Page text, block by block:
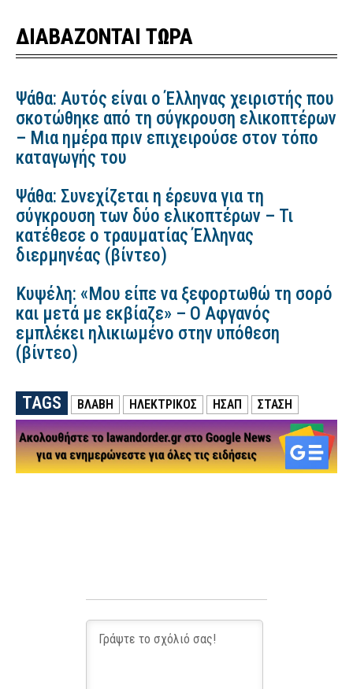
ΔΙΑΒΑΖΟΝΤΑΙ ΤΩΡΑ
Ψάθα: Αυτός είναι ο Έλληνας χειριστής που
σκοτώθηκε από τη σύγκρουση ελικοπτέρων
– Μια ημέρα πριν επιχειρούσε στον τόπο
καταγωγής του
Ψάθα: Συνεχίζεται η έρευνα για τη
σύγκρουση των δύο ελικοπτέρων – Τι
κατέθεσε ο τραυματίας Έλληνας
διερμηνέας (βίντεο)
Κυψέλη: «Μου είπε να ξεφορτωθώ τη σορό
και μετά με εκβίαζε» – Ο Αφγανός
εμπλέκει ηλικιωμένο στην υπόθεση
(βίντεο)
TAGS ΒΛΑΒΗ ΗΛΕΚΤΡΙΚΟΣ ΗΣΑΠ ΣΤΑΣΗ